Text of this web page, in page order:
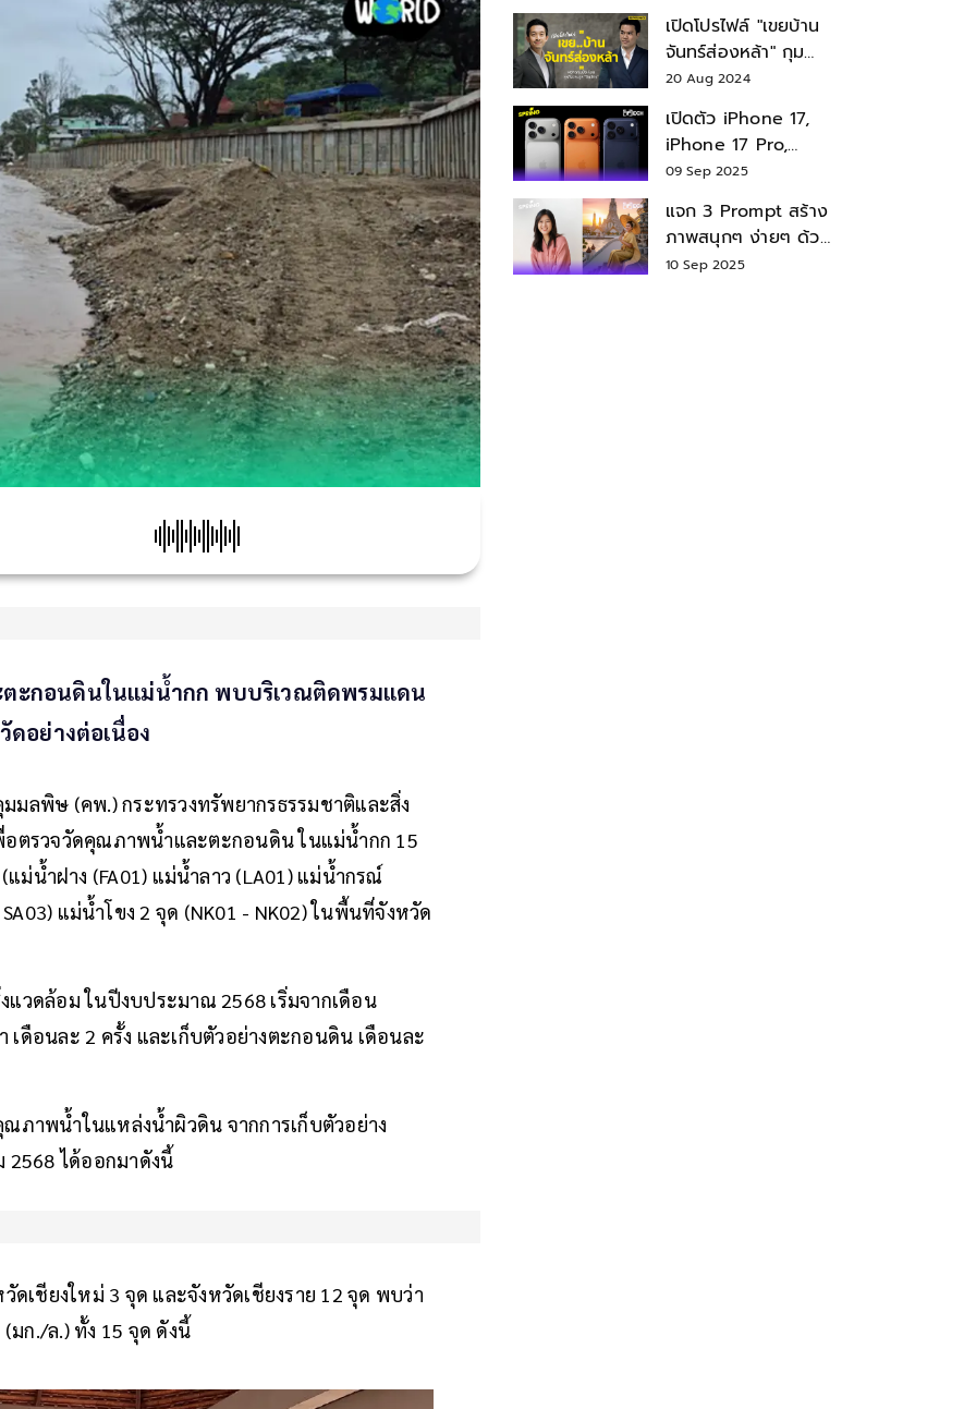
ะกอนดินในแม่น้ำกก พบบริเวณติดพรมแดน
อย่างต่อเนื่อง
ลพิษ (คพ.) กระทรวงทรัพยากรธรรมชาติและสิ่ง
ตรวจวัดคุณภาพน้ำและตะกอนดิน ในแม่น้ำกก 15
ม่น้ำฝาง (FA01) แม่น้ำลาว (LA01) แม่น้ำกรณ์
แม่น้ำโขง 2 จุด (NK01 - NK02) ในพื้นที่จังหวัด
วดล้อม ในปีงบประมาณ 2568 เริ่มจากเดือน
ดือนละ 2 ครั้ง และเก็บตัวอย่างตะกอนดิน เดือนละ
ภาพน้ำในแหล่งน้ำผิวดิน จากการเก็บตัวอย่าง
ได้ออกมาดังนี้
เชียงใหม่ 3 จุด และจังหวัดเชียงราย 12 จุด พบว่า
มก./ล.) ทั้ง 15 จุด ดังนี้
เปิดโปรไฟล์ "เขยบ้าน
จันทร์ส่องหล้า" กุม
บังเหียนธุรกิจตระกูล
"ชินวัตร"
20 Aug 2024
เปิดตัว iPhone 17,
iPhone 17 Pro,
iPhone 17 Air สเปค
09 Sep 2025
แจก 3 Prompt สร้าง
ภาพสนุกๆ ง่ายๆ ด้วย
Nano Banana ใน
10 Sep 2025